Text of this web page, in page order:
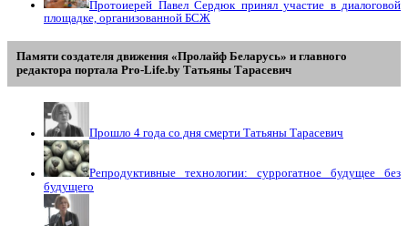
Протоиерей Павел Сердюк принял участие в диалоговой
площадке, организованной БСЖ
Памяти создателя движения «Пролайф Беларусь» и главного
редактора портала Pro-Life.by Tатьяны Tарасевич
Прошло 4 года со дня смерти Татьяны Тарасевич
Репродуктивные технологии: суррогатное будущее без
будущего